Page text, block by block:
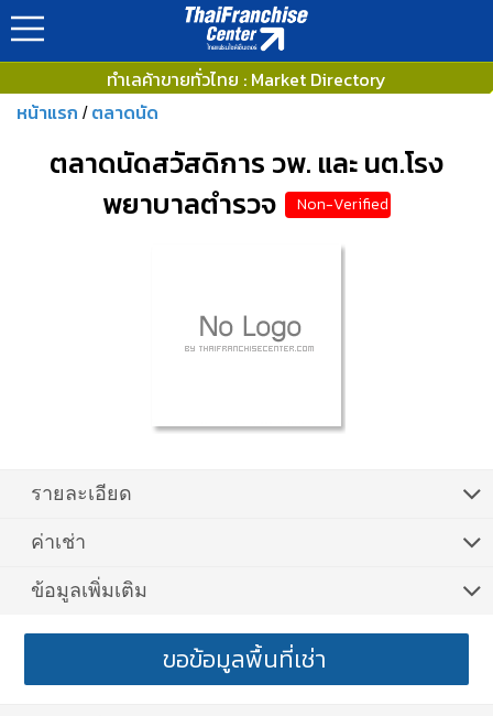
ทำเลค้าขายทั่วไทย : Market Directory
หน้าแรก / ตลาดนัด
ตลาดนัดสวัสดิการ วพ. และ นต.โรง
พยาบาลตำรวจ
Non-Verified
รายละเอียด
ค่าเช่า
ข้อมูลเพิ่มเติม
ขอข้อมูลพื้นที่เช่า